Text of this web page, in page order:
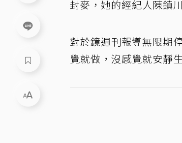
封麥，她的經紀人陳鎮
對於鏡週刊報導無限期
覺就做，沒感覺就安靜